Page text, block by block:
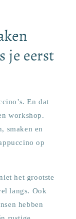
je eerst
En dat
workshop.
smaken en
op
het grootste
langs. Ook
hebben